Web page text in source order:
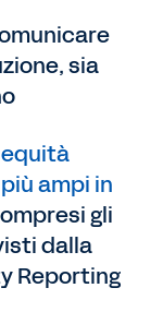
sia
ampi in
gli
dalla
Reporting